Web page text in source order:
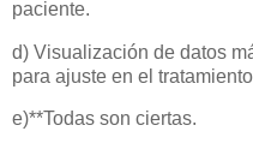
paciente.
d) Visualización de datos
para ajuste en el
e)**Todas son ciertas.